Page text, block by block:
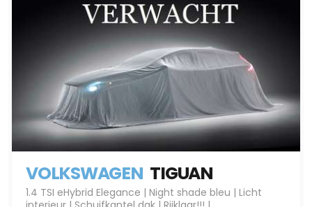
VOLKSWAGEN TIGUAN
1.4 TSI eHybrid Elegance | Night shade bleu | Licht